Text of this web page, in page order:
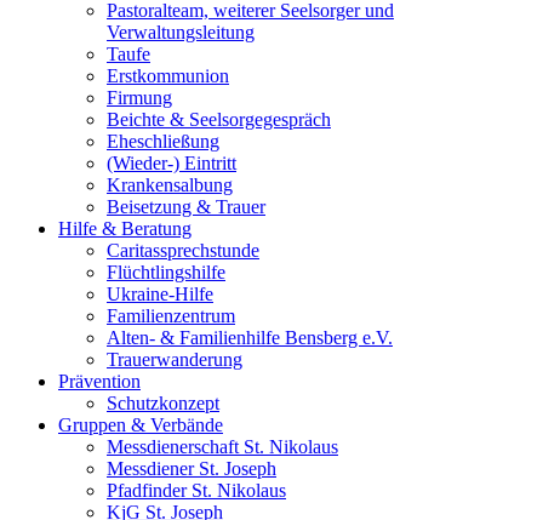
Pastoralteam, weiterer Seelsorger und
Verwaltungsleitung
Taufe
Erstkommunion
Firmung
Beichte & Seelsorgegespräch
Eheschließung
(Wieder-) Eintritt
Krankensalbung
Beisetzung & Trauer
Hilfe & Beratung
Caritassprechstunde
Flüchtlingshilfe
Ukraine-Hilfe
Familienzentrum
Alten- & Familienhilfe Bensberg e.V.
Trauerwanderung
Prävention
Schutzkonzept
Gruppen & Verbände
Messdienerschaft St. Nikolaus
Messdiener St. Joseph
Pfadfinder St. Nikolaus
KjG St. Joseph